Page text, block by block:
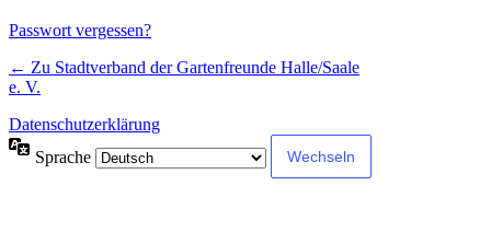
Passwort vergessen?
← Zu Stadtverband der Gartenfreunde Halle/Saale
e. V.
Datenschutzerklärung
Sprache